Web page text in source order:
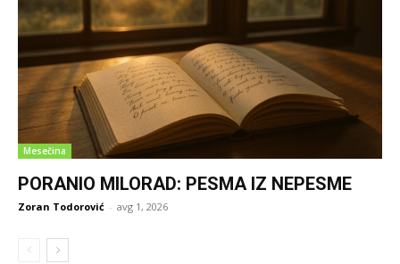
Mesečina
PORANIO MILORAD: PESMA IZ NEPESME
Zoran Todorović - avg 1, 2026